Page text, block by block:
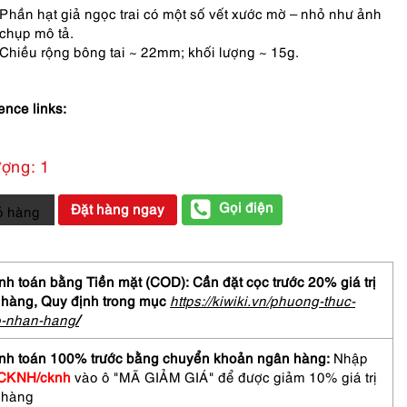
Phần hạt giả ngọc trai có một số vết xước mờ – nhỏ như ảnh
chụp mô tả.
Chiều rộng bông tai ~ 22mm; khối lượng ~ 15g.
links:
1
hàng Đặt hàng ngay Gọi điện
toán bằng Tiền mặt (COD): Cần đặt cọc trước 20% giá trị
Quy định trong mục https://kiwiki.vn/phuong-thuc-
nhan-hang/
toán 100% trước bằng chuyển khoản ngân hàng: Nhập
cknh vào ô "MÃ GIẢM GIÁ" để được giảm 10% giá trị